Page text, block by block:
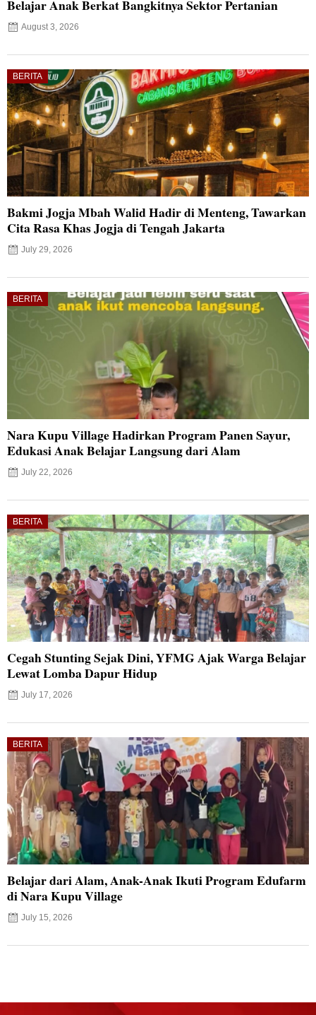
Belajar Anak Berkat Bangkitnya Sektor Pertanian
August 3, 2026
BERITA
Bakmi Jogja Mbah Walid Hadir di Menteng, Tawarkan
Cita Rasa Khas Jogja di Tengah Jakarta
July 29, 2026
BERITA
Nara Kupu Village Hadirkan Program Panen Sayur,
Edukasi Anak Belajar Langsung dari Alam
July 22, 2026
BERITA
Cegah Stunting Sejak Dini, YFMG Ajak Warga Belajar
Lewat Lomba Dapur Hidup
July 17, 2026
BERITA
Belajar dari Alam, Anak-Anak Ikuti Program Edufarm
di Nara Kupu Village
July 15, 2026